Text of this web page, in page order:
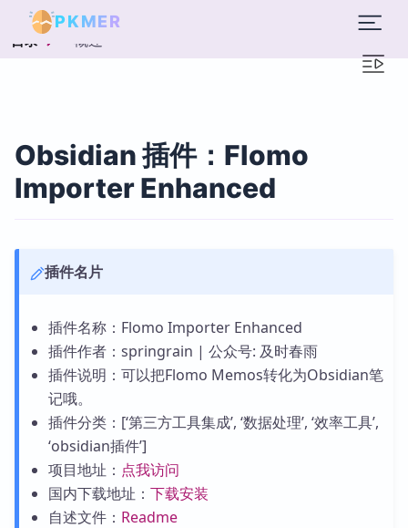
PKMER
目录 概述
Obsidian 插件：Flomo
Importer Enhanced
插件名片
插件名称：Flomo Importer Enhanced
插件作者：springrain | 公众号: 及时春雨
插件说明：可以把Flomo Memos转化为Obsidian笔
记哦。
插件分类：[‘第三方工具集成’, ‘数据处理’, ‘效率工具’,
‘obsidian插件’]
项目地址： 点我访问
国内下载地址： 下载安装
自述文件： Readme